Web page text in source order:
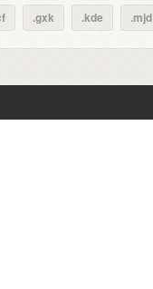
.gxk .kde .mjd